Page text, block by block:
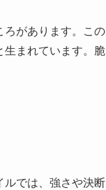
ろがあります。この
生まれています。脆
ルでは、強さや決断